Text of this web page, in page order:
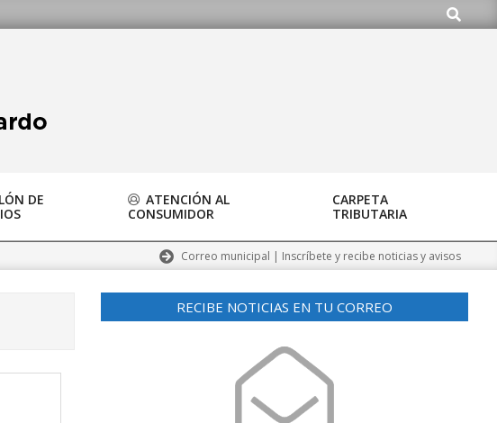
Buscar
DE
ATENCIÓN AL
CONSUMIDOR
CARPETA
TRIBUTARIA
Correo municipal | Inscríbete y recibe noticias y avisos
RECIBE NOTICIAS EN TU CORREO